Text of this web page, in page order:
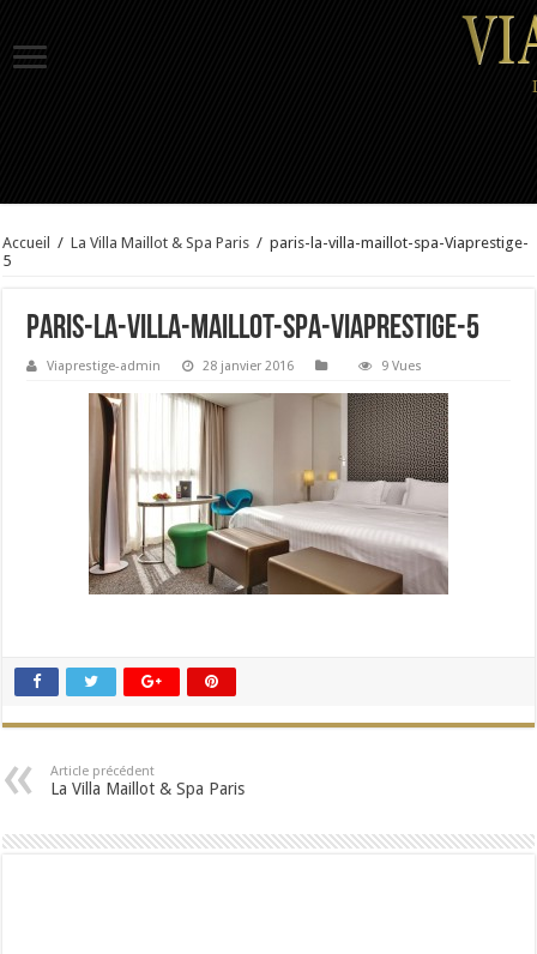
Accueil / La Villa Maillot & Spa Paris / paris-la-villa-maillot-spa-Viaprestige-
5
paris-la-villa-maillot-spa-Viaprestige-5
Viaprestige-admin 28 janvier 2016 9 Vues
Article précédent
La Villa Maillot & Spa Paris